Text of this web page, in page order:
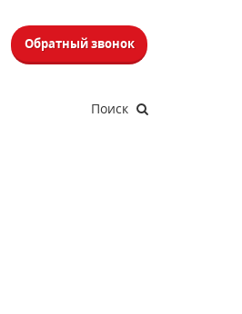
Обратный звонок
Поиск